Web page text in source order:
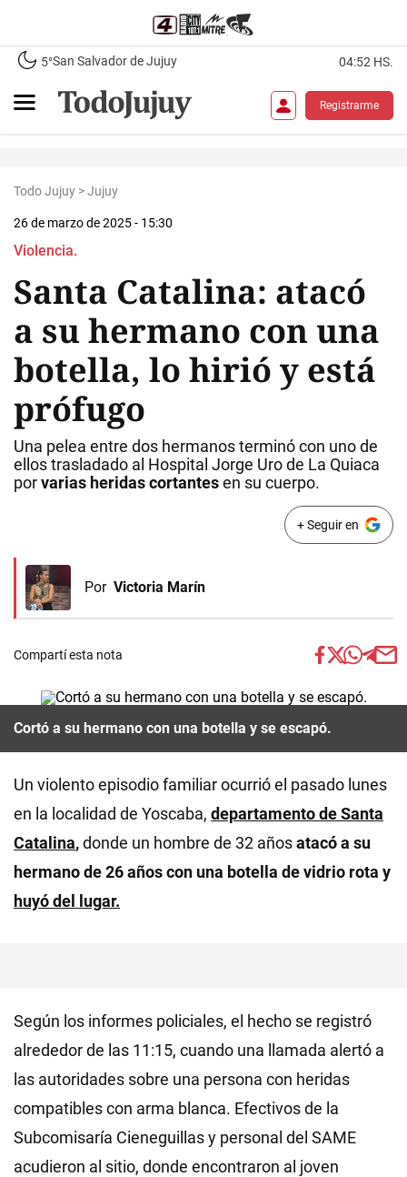
5°San Salvador de Jujuy 04:52 HS.
Registrarme
Todo Jujuy >Jujuy
26 de marzo de 2025 - 15:30
Violencia.
Santa Catalina: atacó
a su hermano con una
botella, lo hirió y está
prófugo
Una pelea entre dos hermanos terminó con uno de
ellos trasladado al Hospital Jorge Uro de La Quiaca
porvarias heridas cortantesen su cuerpo.
+ Seguir en
Por Victoria Marín
Compartí esta nota
Cortó a su hermano con una botella y se escapó.
Un violento episodio familiar ocurrió el pasado lunes
en la localidad de Yoscaba, departamento deSanta
Catalina,donde un hombre de 32 añosatacó a su
hermano de 26 años con una botella de vidrio rota y
huyó del lugar.
Según los informes policiales, el hecho se registró
alrededor de las 11:15, cuando una llamada alertó a
las autoridades sobre una persona con heridas
compatibles con arma blanca. Efectivos de la
Subcomisaría Cieneguillas y personal del SAME
acudieron al sitio, donde encontraron al joven